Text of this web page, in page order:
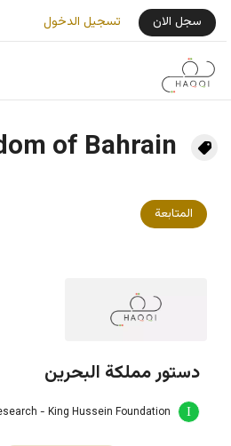
تجاوز إلى المحتوى الرئيسي
User Login Menu
سجل الان تسجيل الدخول
of Bahrain
المتابعة
دستور مملكة البحرين
- King Hussein Foundation